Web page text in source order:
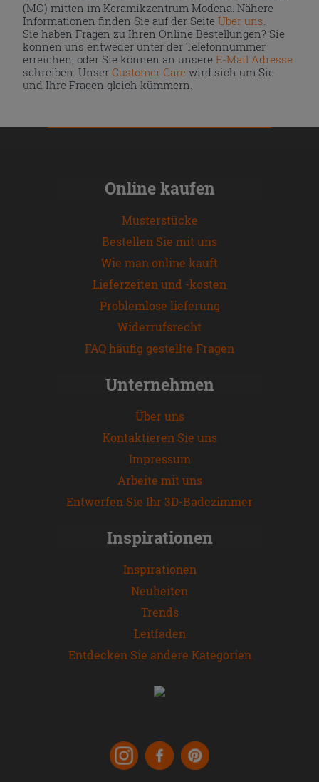
(MO) mitten im Keramikzentrum Modena. Nähere
Informationen finden Sie auf der Seite Über uns
Sie haben Fragen zu Ihren Online Bestellungen? Sie
können uns entweder unter der Telefonnummer
erreichen, oder Sie können an unsereE-Mail Adresse
schreiben. UnserCustomer Care wird sich um Sie
und Ihre Fragen gleich kümmern.
Online kaufen
Musterstücke
Bestellen Sie mit uns
Wie man online kauft
Lieferzeiten und -kosten
Problemlose lieferung
Widerrufsrecht
FAQ häufig gestellte Fragen
Unternehmen
Über uns
Kontaktieren Sie uns
Impressum
Arbeite mit uns
Entwerfen Sie Ihr 3D-Badezimmer
Inspirationen
Inspirationen
Neuheiten
Trends
Leitfaden
Entdecken Sie andere Kategorien